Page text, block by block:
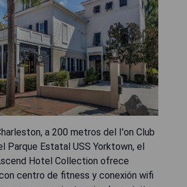
a 200 metros del I'on Club
Parque Estatal USS Yorktown, el
Hotel Collection ofrece
centro de fitness y conexión wifi